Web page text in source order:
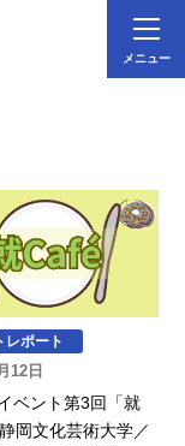
メニュー
レポート
12日
ベント第3回「就
岡文化芸術大学／